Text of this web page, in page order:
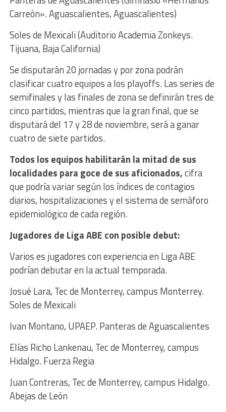
Carreón». Aguascalientes, Aguascalientes)
Soles de Mexicali (Auditorio Academia Zonkeys.
Tijuana, Baja California)
Se disputarán 20 jornadas y por zona podrán
clasificar cuatro equipos a los playoffs. Las series de
semifinales y las finales de zona se definirán tres de
cinco partidos, mientras que la gran final, que se
disputará del 17 y 28 de noviembre, será a ganar
cuatro de siete partidos.
Todos los equipos habilitarán la mitad de sus
localidades para goce de sus aficionados,cifra
que podría variar según los índices de contagios
diarios, hospitalizaciones y el sistema de semáforo
epidemiológico de cada región.
Jugadores de Liga ABE con posible debut:
Varios es jugadores con experiencia en Liga ABE
podrían debutar en la actual temporada.
Josué Lara, Tec de Monterrey, campus Monterrey.
Soles de Mexicali
Ivan Montano, UPAEP. Panteras de Aguascalientes
Elías Richo Lankenau, Tec de Monterrey, campus
Hidalgo. Fuerza Regia
Juan Contreras, Tec de Monterrey, campus Hidalgo.
Abejas de León